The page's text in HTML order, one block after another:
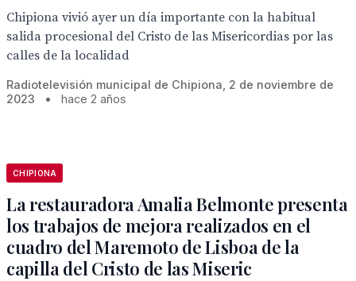
Chipiona vivió ayer un día importante con la habitual
salida procesional del Cristo de las Misericordias por las
calles de la localidad
Radiotelevisión municipal de Chipiona, 2 de noviembre de
2023
• hace 2 años
CHIPIONA
La restauradora Amalia Belmonte presenta
los trabajos de mejora realizados en el
cuadro del Maremoto de Lisboa de la
capilla del Cristo de las Miseric